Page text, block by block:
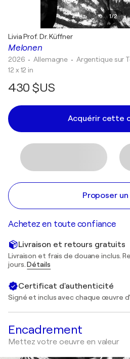
1/2
Melonen
Livia Prof. Dr. Küffner
2026 • Allemagne • Argentique sur
12 x 12 in
430 $US
Acquérir cette
Proposer
Achetez en toute confiance
Livraison et retours gratuits
Livraison et frais de douane inclus.
jours.Détails
Certificat d'authenticité
Signé et inclus avec chaque œuvre
Encadrement
Mettez votre oeuvre en valeur